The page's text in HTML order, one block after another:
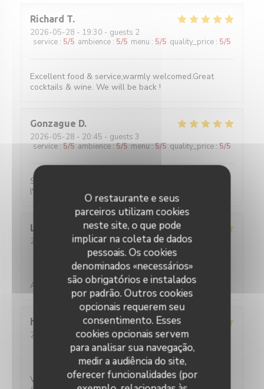
O restaurante e seus
parceiros utilizam cookies
neste site, o que pode
implicar na coleta de dados
pessoais. Os cookies
denominados «necessários»
são obrigatórios e instalados
por padrão. Outros cookies
opcionais requerem seu
consentimento. Esses
cookies opcionais servem
para analisar sua navegação,
medir a audiência do site,
oferecer funcionalidades (por
Richard T
2026-05-28 - 19:30 - guests 2
service : 5/5 ambience : 5/5 menu : 5/5 quality_price : 5/5
Excellent food & service,warmly welcomed.Great
cocktails & wine. We will be back !
Gonzague D
2026-05-28 - 20:45 - guests 3
service:5/5 ambience:5/5 menu:5/5 quality_price:5/5
Super bon, service impeccable. Un restau qui met a
l'honneur le savoir faire français de l'art culinaire.
Louise
2026-05-25- 19:45 - guests 2
ambience:5/5 menu:5/5 quality_price
Absolument parfait, comme toujours !
hans
2026-05-27
- 20:30 - guests 2
/5 ambience:4/5 menu:5/5 quality_price
Verrassende gerechten voor een eerlijke prijs. Water